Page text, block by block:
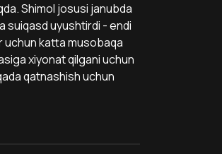
Shimol josusi janubda
suiqasd uyushtirdi - endi
uchun katta musobaqa
xiyonat qilgani uchun
qatnashish uchun